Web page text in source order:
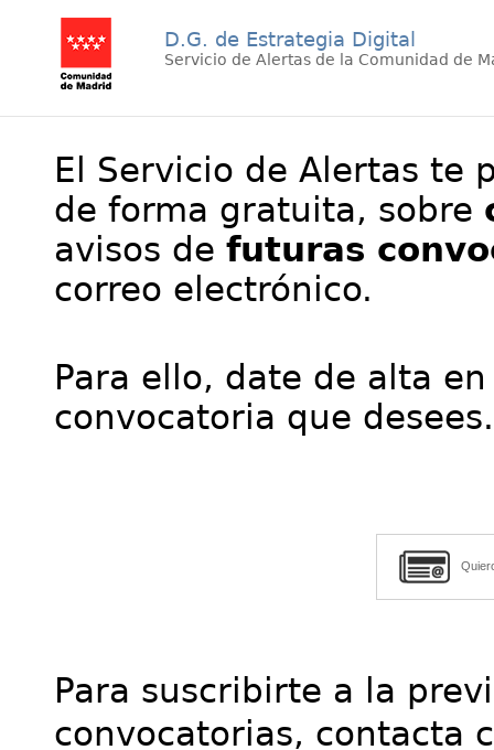
D.G. de Estrategia Digital
Servicio de Alertas de la Comunidad de
El Servicio de Alertas te
de forma gratuita, sobre
avisos de futuras
correo electrónico.
Para ello, date de alta
convocatoria que desees.
Para suscribirte a la
convocatorias, contacta